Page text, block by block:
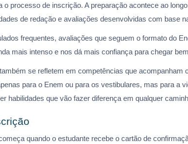
processo de inscrição. A preparação acontece ao
de redação e avaliações desenvolvidas com base
frequentes, avaliações que seguem o formato do
mais intenso e nos dá mais confiança para chegar
se refletem em competências que acompanham
para o Enem ou para os vestibulares, mas para a
habilidades que vão fazer diferença em qualquer
quando o estudante recebe o cartão de